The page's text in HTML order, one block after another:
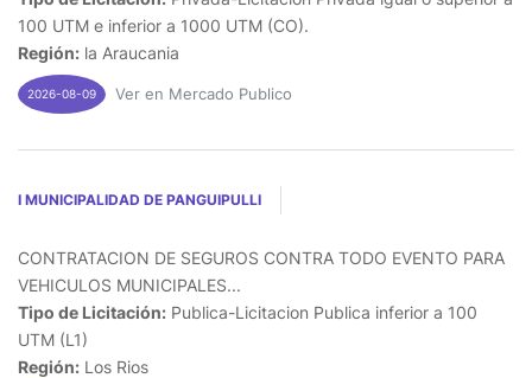
100 UTM e inferior a 1000 UTM (CO).
Región: la Araucania
2026-08-09 Ver en Mercado Publico
I MUNICIPALIDAD DE PANGUIPULLI
CONTRATACION DE SEGUROS CONTRA TODO EVENTO PARA
VEHICULOS MUNICIPALES...
Tipo de Licitación: Publica-Licitacion Publica inferior a 100
UTM (L1)
Región: Los Rios